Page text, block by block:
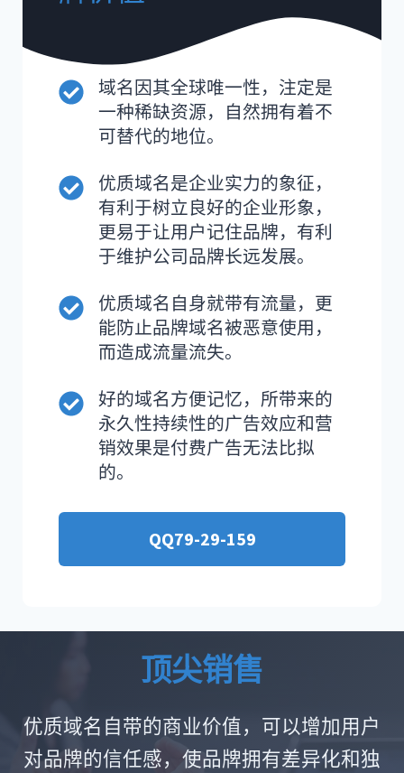
域名因其全球唯一性，注定是
一种稀缺资源，自然拥有着不
可替代的地位。
优质域名是企业实力的象征，
有利于树立良好的企业形象，
更易于让用户记住品牌，有利
于维护公司品牌长远发展。
优质域名自身就带有流量，更
能防止品牌域名被恶意使用，
而造成流量流失。
好的域名方便记忆，所带来的
永久性持续性的广告效应和营
销效果是付费广告无法比拟
的。
QQ79-29-159
顶尖销售
优质域名自带的商业价值，可以增加用户
对品牌的信任感，使品牌拥有差异化和独